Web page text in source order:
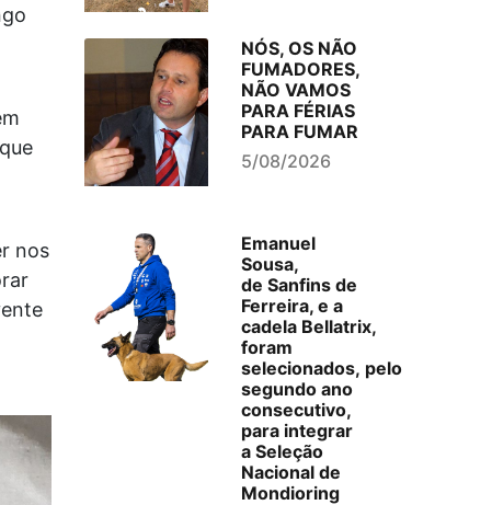
nos
NÓS, OS NÃO
FUMADORES,
NÃO VAMOS
PARA FÉRIAS
PARA FUMAR
5/08/2026
Emanuel
Sousa,
de Sanfins de
Ferreira, e a
cadela Bellatrix,
foram
selecionados, pelo
segundo ano
consecutivo,
para integrar
a Seleção
Nacional de
Mondioring